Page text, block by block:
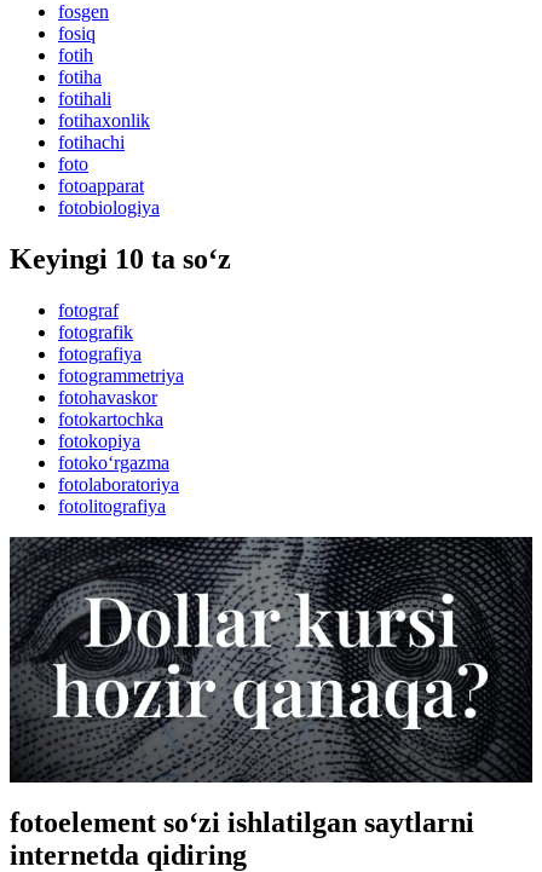
fosgen
fosiq
fotih
fotiha
fotihali
fotihaxonlik
fotihachi
foto
fotoapparat
fotobiologiya
Keyingi 10 ta so‘z
fotograf
fotografik
fotografiya
fotogrammetriya
fotohavaskor
fotokartochka
fotokopiya
fotoko‘rgazma
fotolaboratoriya
fotolitografiya
fotoelement so‘zi ishlatilgan saytlarni
internetda qidiring